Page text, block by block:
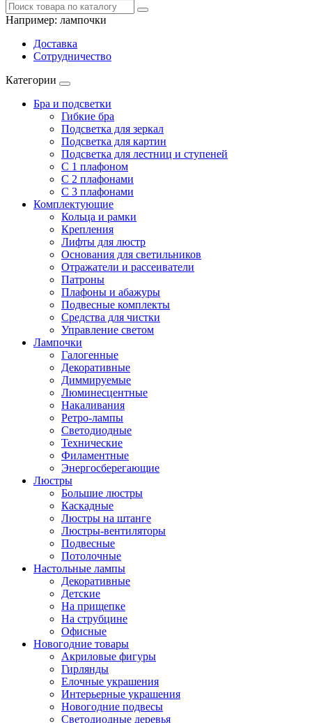
Например: лампочки
Доставка
Сотрудничество
Категории
Бра и подсветки
Гибкие бра
Подсветка для зеркал
Подсветка для картин
Подсветка для лестниц и ступеней
С 1 плафоном
С 2 плафонами
С 3 плафонами
Комплектующие
Кольца и рамки
Крепления
Лифты для люстр
Основания для светильников
Отражатели и рассеиватели
Патроны
Плафоны и абажуры
Подвесные комплекты
Средства для чистки
Управление светом
Лампочки
Галогенные
Декоративные
Диммируемые
Люминесцентные
Накаливания
Ретро-лампы
Светодиодные
Технические
Филаментные
Энергосберегающие
Люстры
Большие люстры
Каскадные
Люстры на штанге
Люстры-вентиляторы
Подвесные
Потолочные
Настольные лампы
Декоративные
Детские
На прищепке
На струбцине
Офисные
Новогодние товары
Акриловые фигуры
Гирлянды
Елочные украшения
Интерьерные украшения
Новогодние подвесы
Светодиодные деревья